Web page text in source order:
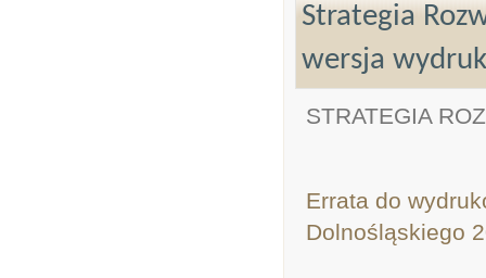
Strategia
wersja
STRATEGIA
Errata do
Dolnośląskiego